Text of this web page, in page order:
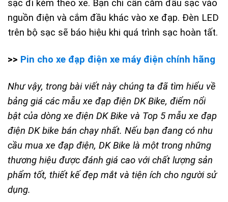
sạc đi kèm theo xe. Bạn chỉ cần cắm đầu sạc vào
nguồn điện và cắm đầu khác vào xe đạp. Đèn LED
trên bộ sạc sẽ báo hiệu khi quá trình sạc hoàn tất.
>> Pin cho xe đạp điện xe máy điện chính hãng
Như vậy, trong bài viết này chúng ta đã tìm hiểu về
bảng giá các mẫu xe đạp điện DK Bike, điểm nổi
bật của dòng xe điện DK Bike và Top 5 mẫu xe đạp
điện DK bike bán chạy nhất. Nếu bạn đang có nhu
cầu mua xe đạp điện, DK Bike là một trong những
thương hiệu được đánh giá cao với chất lượng sản
phẩm tốt, thiết kế đẹp mắt và tiện ích cho người sử
dụng.